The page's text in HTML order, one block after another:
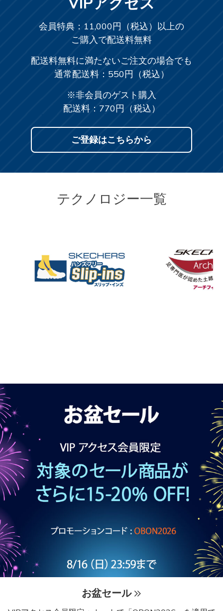
会員特典：11,000円（税込）以上の
ご購入で配送料無料
配送料無料に満たないご注文の場合でも
通常配送料：550円（税込）
※非会員のゲスト購入
配送料：770円（税込）
ご登録はこちらから
テクノロジー一覧
お盆セール